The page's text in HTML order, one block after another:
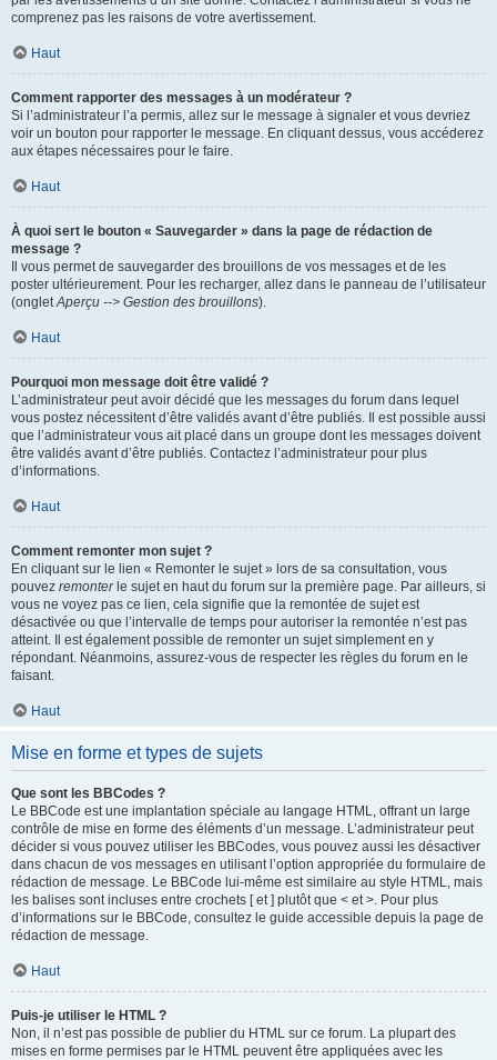
comprenez pas les raisons de votre avertissement.
Haut
Comment rapporter des messages à un modérateur ?
Si l’administrateur l’a permis, allez sur le message à signaler et vous devriez
voir un bouton pour rapporter le message. En cliquant dessus, vous accéderez
aux étapes nécessaires pour le faire.
Haut
À quoi sert le bouton « Sauvegarder » dans la page de rédaction de
message ?
Il vous permet de sauvegarder des brouillons de vos messages et de les
poster ultérieurement. Pour les recharger, allez dans le panneau de l’utilisateur
(ongletAperçu --> Gestion des brouillons).
Haut
Pourquoi mon message doit être validé ?
L’administrateur peut avoir décidé que les messages du forum dans lequel
vous postez nécessitent d’être validés avant d’être publiés. Il est possible aussi
que l’administrateur vous ait placé dans un groupe dont les messages doivent
être validés avant d’être publiés. Contactez l’administrateur pour plus
d’informations.
Haut
Comment remonter mon sujet ?
En cliquant sur le lien « Remonter le sujet » lors de sa consultation, vous
pouvez remonterle sujet en haut du forum sur la première page. Par ailleurs, si
vous ne voyez pas ce lien, cela signifie que la remontée de sujet est
désactivée ou que l’intervalle de temps pour autoriser la remontée n’est pas
atteint. Il est également possible de remonter un sujet simplement en y
répondant. Néanmoins, assurez-vous de respecter les règles du forum en le
faisant.
Haut
Mise en forme et types de sujets
Que sont les BBCodes ?
Le BBCode est une implantation spéciale au langage HTML, offrant un large
contrôle de mise en forme des éléments d’un message. L’administrateur peut
décider si vous pouvez utiliser les BBCodes, vous pouvez aussi les désactiver
dans chacun de vos messages en utilisant l’option appropriée du formulaire de
rédaction de message. Le BBCode lui-même est similaire au style HTML, mais
les balises sont incluses entre crochets [ et ] plutôt que < et >. Pour plus
d’informations sur le BBCode, consultez le guide accessible depuis la page de
rédaction de message.
Haut
Puis-je utiliser le HTML ?
Non, il n’est pas possible de publier du HTML sur ce forum. La plupart des
mises en forme permises par le HTML peuvent être appliquées avec les